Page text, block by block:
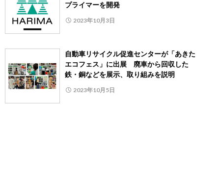
プライマーを開発
2023年10月3日
自動車リサイクル促進センターが「あきた
エコフェス」に出展 廃車から回収した
鉄・銅などを展示、取り組みを説明
2023年10月5日